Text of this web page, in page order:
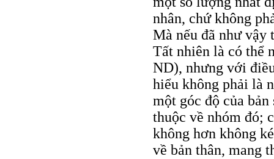
nhân, chứ không
Mà nếu đã như vậy
Tất nhiên là có thể
ND), nhưng với
hiểu không phải là
một góc độ của
thuộc về nhóm đó;
không hơn không
về bản thân, mang